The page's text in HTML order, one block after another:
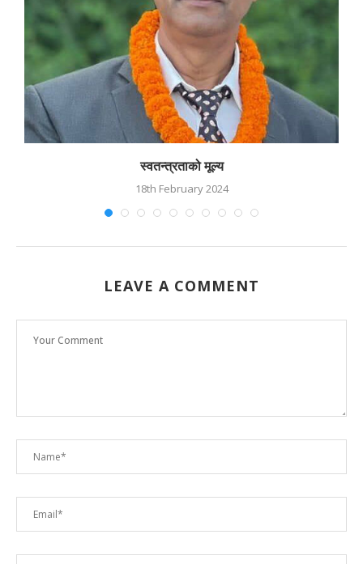
स्वतन्त्रताको मूल्य
18th February 2024
LEAVE A COMMENT